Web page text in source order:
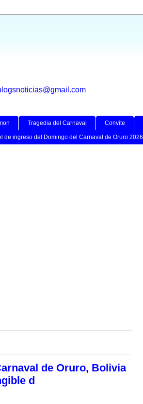
Tragedia del Carnaval Convite
de ingreso del Domingo del Carnaval de Oruro 2026
de Oruro, Bolivia
d